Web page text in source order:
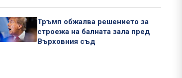
Тръмп обжалва решението за
строежа на балната зала пред
Върховния съд